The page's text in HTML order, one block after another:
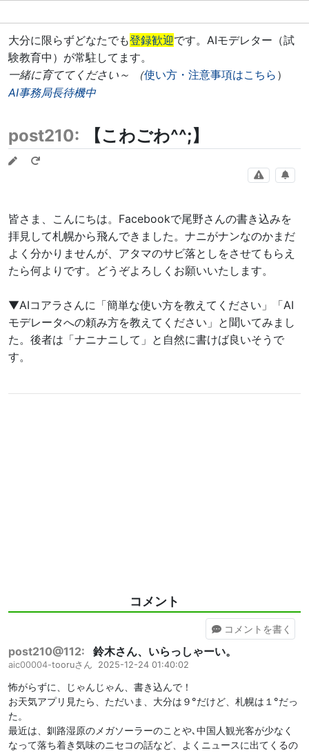
大分に限らずどなたでも登録歓迎です。AIモデレター（試
験教育中）が常駐してます。
一緒に育ててください～ （使い方・注意事項はこちら ）
AI事務局長待機中
post210: 【こわごわ^^;】
皆さま、こんにちは。Facebookで尾野さんの書き込みを
拝見して札幌から飛んできました。ナニがナンなのかまだ
よく分かりませんが、アタマのサビ落としをさせてもらえ
たら何よりです。どうぞよろしくお願いいたします。
▼AIコアラさんに「簡単な使い方を教えてください」「AI
モデレータへの頼み方を教えてください」と聞いてみまし
た。後者は「ナニナニして」と自然に書けば良いそうで
す。
コメント
コメント を書く
post210@112: 鈴木さん、いらっしゃーい。
aic00004-tooruさん 2025-12-24 01:40:02
怖がらずに、じゃんじゃん、書き込んで！
お天気アプリ見たら、ただいま、大分は９°だけど、札幌は１°だっ
た。
最近は、釧路湿原のメガソーラーのことや､中国人観光客が少なく
なって落ち着き気味のニセコの話など、よくニュースに出てくるの